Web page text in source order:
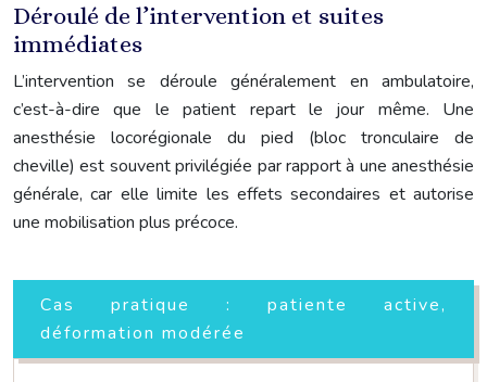
Déroulé de l’intervention et suites
immédiates
L’intervention se déroule généralement en ambulatoire,
c’est-à-dire que le patient repart le jour même. Une
anesthésie locorégionale du pied (bloc tronculaire de
cheville) est souvent privilégiée par rapport à une anesthésie
générale, car elle limite les effets secondaires et autorise
une mobilisation plus précoce.
Cas pratique : patiente active,
déformation modérée